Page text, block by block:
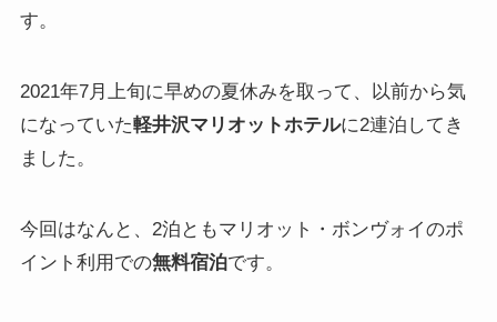
す。
2021年7月上旬に早めの夏休みを取って、以前から気
になっていた軽井沢マリオットホテルに2連泊してき
ました。
今回はなんと、2泊ともマリオット・ボンヴォイのポ
イント利用での無料宿泊です。